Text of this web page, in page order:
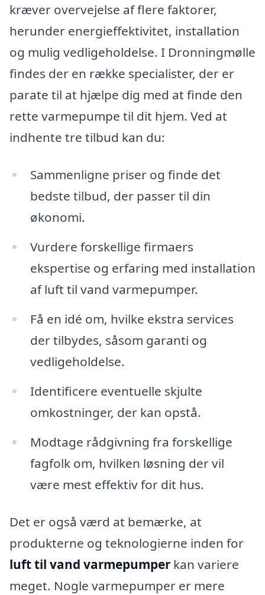
kræver overvejelse af flere faktorer,
herunder energieffektivitet, installation
og mulig vedligeholdelse. I Dronningmølle
findes der en række specialister, der er
parate til at hjælpe dig med at finde den
rette varmepumpe til dit hjem. Ved at
indhente tre tilbud kan du:
Sammenligne priser og finde det
bedste tilbud, der passer til din
økonomi.
Vurdere forskellige firmaers
ekspertise og erfaring med installation
af luft til vand varmepumper.
Få en idé om, hvilke ekstra services
der tilbydes, såsom garanti og
vedligeholdelse.
Identificere eventuelle skjulte
omkostninger, der kan opstå.
Modtage rådgivning fra forskellige
fagfolk om, hvilken løsning der vil
være mest effektiv for dit hus.
Det er også værd at bemærke, at
produkterne og teknologierne inden for
luft til vand varmepumper kan variere
meget. Nogle varmepumper er mere